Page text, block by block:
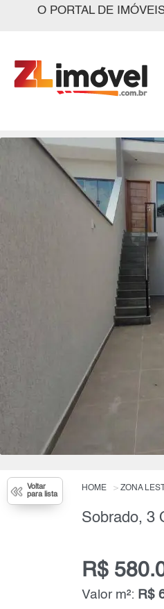
O PORTAL DE
Voltar
para lista
HOME ZONA
R$
Valor m²: R$